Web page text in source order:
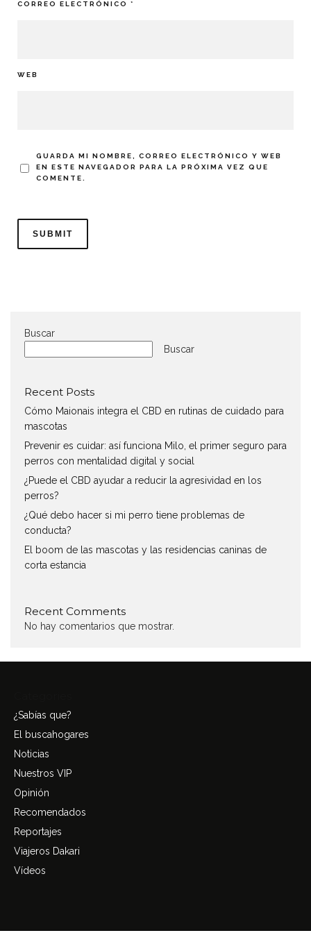
CORREO ELECTRÓNICO *
WEB
GUARDA MI NOMBRE, CORREO ELECTRÓNICO Y WEB
EN ESTE NAVEGADOR PARA LA PRÓXIMA VEZ QUE
COMENTE.
Buscar
Buscar
Recent Posts
Cómo Maionais integra el CBD en rutinas de cuidado para
mascotas
Prevenir es cuidar: así funciona Milo, el primer seguro para
perros con mentalidad digital y social
¿Puede el CBD ayudar a reducir la agresividad en los
perros?
¿Qué debo hacer si mi perro tiene problemas de
conducta?
El boom de las mascotas y las residencias caninas de
corta estancia
Recent Comments
No hay comentarios que mostrar.
¿Sabías que?
El buscahogares
Noticias
Nuestros VIP
Opinión
Recomendados
Reportajes
Viajeros Dakari
Vídeos